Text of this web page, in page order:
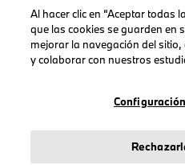
AVISO LEGAL
Sobre stichd
Política de Privacidad
Al hacer clic en “Aceptar todas
que las cookies se guarden en
mejorar la navegación del
y colaborar con nuestros